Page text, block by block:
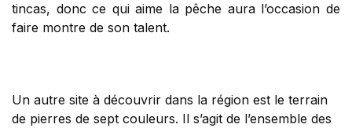
tincas, donc ce qui aime la pêche aura l’occasion de
faire montre de son talent.
Un autre site à découvrir dans la région est le terrain
de pierres de sept couleurs. Il s’agit de l’ensemble des